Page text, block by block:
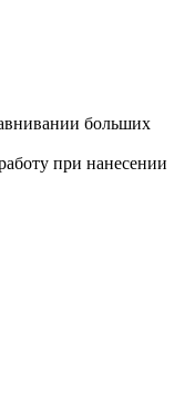
больших
при нанесении